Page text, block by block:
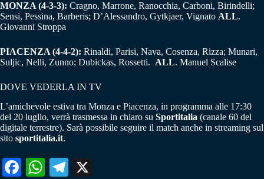
MONZA (4-3-3): Cragno, Marrone, Ranocchia, Carboni, Birindelli;
Sensi, Pessina, Barberis; D’Alessandro, Gytkjaer, Vignato ALL.
Giovanni Stroppa
PIACENZA (4-4-2): Rinaldi, Parisi, Nava, Cosenza, Rizza; Munari,
Suljic, Nelli, Zunno; Dubickas, Rossetti. ALL. Manuel Scalise
DOVE VEDERLA IN TV
L’amichevole estiva tra Monza e Piacenza, in programma alle 17:30
del 20 luglio, verrà trasmessa in chiaro su Sportitalia (canale 60 del
digitale terrestre). Sarà possibile seguire il match anche in streaming sul
sito sportitalia.it.
Fa W
Te